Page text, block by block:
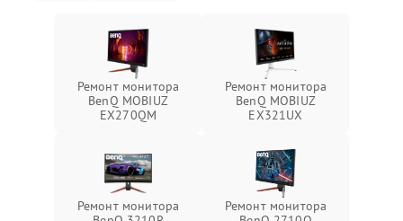
Ремонт монитора
BenQ MOBIUZ
EX270QM
Ремонт монитора
BenQ MOBIUZ
EX321UX
Ремонт монитора
Ремонт монитора